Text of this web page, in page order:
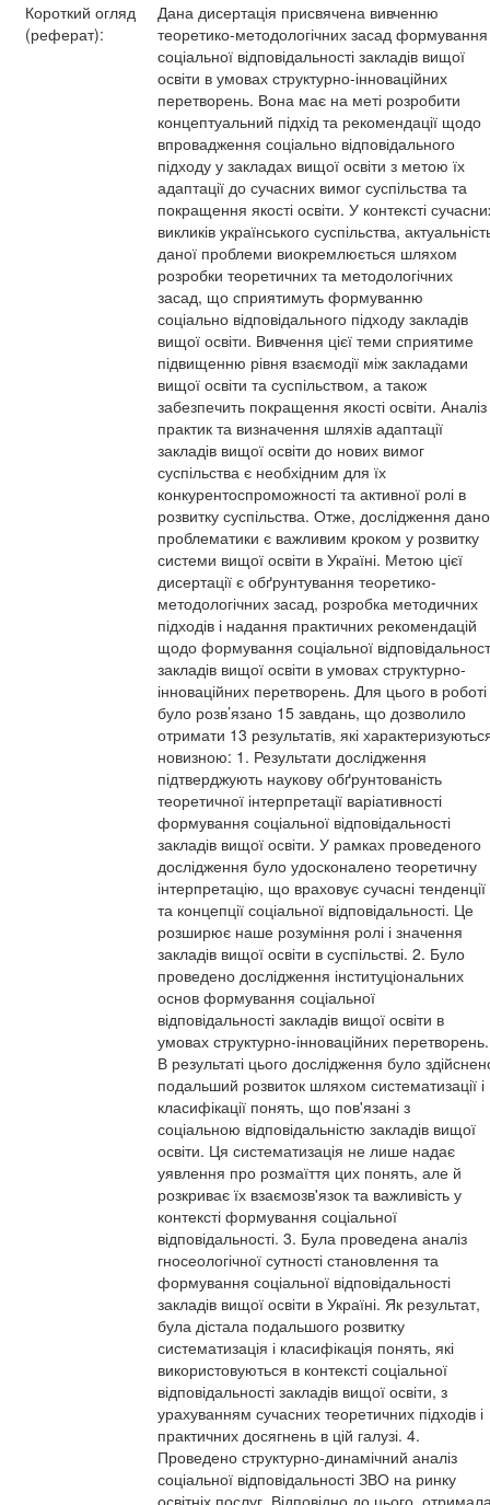
Короткий огляд
(реферат):
Дана дисертація присвячена вивченню
теоретико-методологічних засад формування
соціальної відповідальності закладів вищої
освіти в умовах структурно-інноваційних
перетворень. Вона має на меті розробити
концептуальний підхід та рекомендації щодо
впровадження соціально відповідального
підходу у закладах вищої освіти з метою їх
адаптації до сучасних вимог суспільства та
покращення якості освіти. У контексті
викликів українського суспільства,
даної проблеми виокремлюється шляхом
розробки теоретичних та методологічних
засад, що сприятимуть формуванню
соціально відповідального підходу закладів
вищої освіти. Вивчення цієї теми сприятиме
підвищенню рівня взаємодії між закладами
вищої освіти та суспільством, а також
забезпечить покращення якості освіти. Аналіз
практик та визначення шляхів адаптації
закладів вищої освіти до нових вимог
суспільства є необхідним для їх
конкурентоспроможності та активної ролі в
розвитку суспільства. Отже, дослідження
проблематики є важливим кроком у розвитку
системи вищої освіти в Україні. Метою цієї
дисертації є обґрунтування теоретико-
методологічних засад, розробка методичних
підходів і надання практичних рекомендацій
щодо формування соціальної
закладів вищої освіти в умовах структурно-
інноваційних перетворень. Для цього в роботі
було розв’язано 15 завдань, що дозволило
отримати 13 результатів, які
новизною: 1. Результати дослідження
підтверджують наукову обґрунтованість
теоретичної інтерпретації варіативності
формування соціальної відповідальності
закладів вищої освіти. У рамках проведеного
дослідження було удосконалено теоретичну
інтерпретацію, що враховує сучасні тенденції
та концепції соціальної відповідальності. Це
розширює наше розуміння ролі і значення
закладів вищої освіти в суспільстві. 2. Було
проведено дослідження інституціональних
основ формування соціальної
відповідальності закладів вищої освіти в
умовах структурно-інноваційних перетворень.
В результаті цього дослідження було
подальший розвиток шляхом систематизації і
класифікації понять, що пов'язані з
соціальною відповідальністю закладів вищої
освіти. Ця систематизація не лише надає
уявлення про розмаїття цих понять, але й
розкриває їх взаємозв'язок та важливість у
контексті формування соціальної
відповідальності. 3. Була проведена аналіз
гносеологічної сутності становлення та
формування соціальної відповідальності
закладів вищої освіти в Україні. Як результат,
була дістала подальшого розвитку
систематизація і класифікація понять, які
використовуються в контексті соціальної
відповідальності закладів вищої освіти, з
урахуванням сучасних теоретичних підходів і
практичних досягнень в цій галузі. 4.
Проведено структурно-динамічний аналіз
соціальної відповідальності ЗВО на ринку
освітніх послуг. Відповідно до цього,